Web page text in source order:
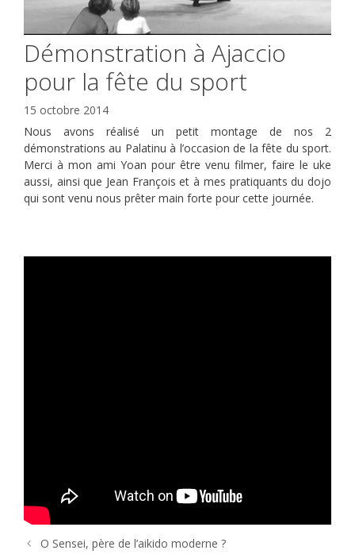
Démonstration à Ajaccio
pour la fête du sport
15 octobre 2014
Nous avons réalisé un petit montage de nos 2
démonstrations au Palatinu à l’occasion de la fête du sport.
Merci à mon ami Yoan pour être venu filmer, faire le uke
aussi, ainsi que Jean François et à mes pratiquants du dojo
qui sont venu nous prêter main forte pour cette journée.
O Sensei, père de l’aikido moderne ?